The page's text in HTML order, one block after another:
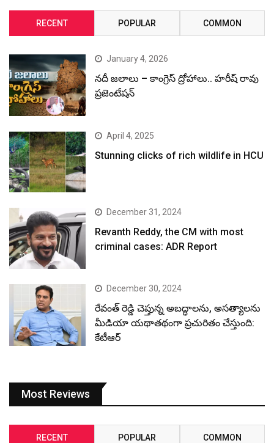
RECENT POPULAR COMMON
January 4, 2026
నదీ జలాలు – కాంగ్రెస్ ద్రోహాలు.. హరీష్ రావు
ప్రజెంటేషన్
April 4, 2025
Stunning clicks of rich wildlife in HCU
December 31, 2024
Revanth Reddy, the CM with most
criminal cases: ADR Report
December 30, 2024
రేవంత్ రెడ్డి చెప్తున్న అబద్ధాలను, అసత్యాలను
మీడియా యథాతథంగా ప్రచురితం చేస్తుంది:
కేటీఆర్
Most Reviews
RECENT POPULAR COMMON